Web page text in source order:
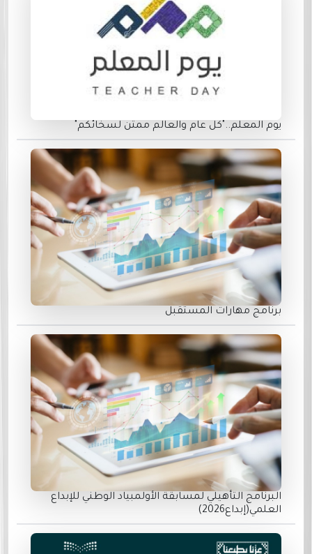
يوم المعلم.."كل عام والعالم ممتن لسخائكم"
برنامج مهارات المستقبل
البرنامج التأهيلي لمسابقة الأولمبياد الوطني للإبداع
العلمي(إبداع2026)